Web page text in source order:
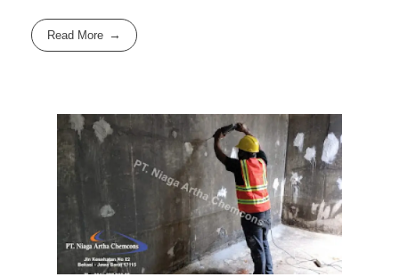
Read More